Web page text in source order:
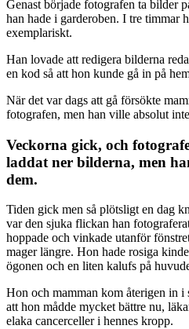
Genast började fotografen ta bilder
han hade i garderoben. I tre timmar
exemplariskt.
Han lovade att redigera bilderna
en kod så att hon kunde gå in på
När det var dags att gå försökte
fotografen, men han ville absolut
Veckorna gick, och
laddat ner bilderna, men
dem.
Tiden gick men så plötsligt en dag
var den sjuka flickan han
hoppade och vinkade utanför
mager längre. Hon hade rosiga
ögonen och en liten kalufs på
Hon och mamman kom återigen in
att hon mådde mycket bättre nu,
elaka cancerceller i hennes kropp.